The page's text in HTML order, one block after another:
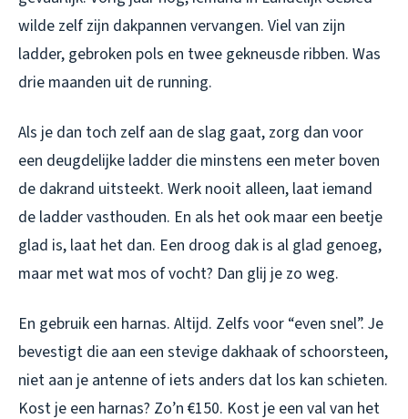
wilde zelf zijn dakpannen vervangen. Viel van zijn
ladder, gebroken pols en twee gekneusde ribben. Was
drie maanden uit de running.
Als je dan toch zelf aan de slag gaat, zorg dan voor
een deugdelijke ladder die minstens een meter boven
de dakrand uitsteekt. Werk nooit alleen, laat iemand
de ladder vasthouden. En als het ook maar een beetje
glad is, laat het dan. Een droog dak is al glad genoeg,
maar met wat mos of vocht? Dan glij je zo weg.
En gebruik een harnas. Altijd. Zelfs voor “even snel”. Je
bevestigt die aan een stevige dakhaak of schoorsteen,
niet aan je antenne of iets anders dat los kan schieten.
Kost je een harnas? Zo’n €150. Kost je een val van het